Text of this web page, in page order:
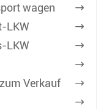
wagen 
LKW 
LKW 

Verkauf 
